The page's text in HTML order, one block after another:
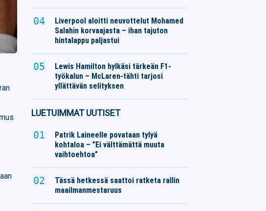
Liverpool aloitti neuvottelut Mohamed
Salahin korvaajasta – ihan tajuton
hintalappu paljastui
Lewis Hamilton hylkäsi tärkeän F1-
työkalun – McLaren-tähti tarjosi
yllättävän selityksen
LUETUIMMAT UUTISET
Patrik Laineelle povataan tylyä
kohtaloa – ”Ei välttämättä muuta
vaihtoehtoa”
Tässä hetkessä saattoi ratketa rallin
maailmanmestaruus